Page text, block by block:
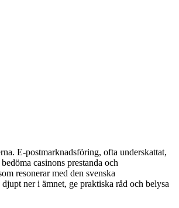
E-postmarknadsföring, ofta underskattat,
casinons prestanda och
resonerar med den svenska
ner i ämnet, ge praktiska råd och belysa